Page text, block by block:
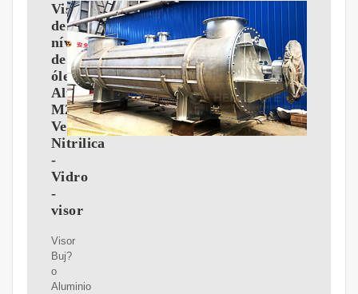
Visor
de
nível
de
óleo
Aluminio
M22x1,5
Ved.
Nitrilica
-
Vidro
-
visor
Visor
Buj?
o
Aluminio